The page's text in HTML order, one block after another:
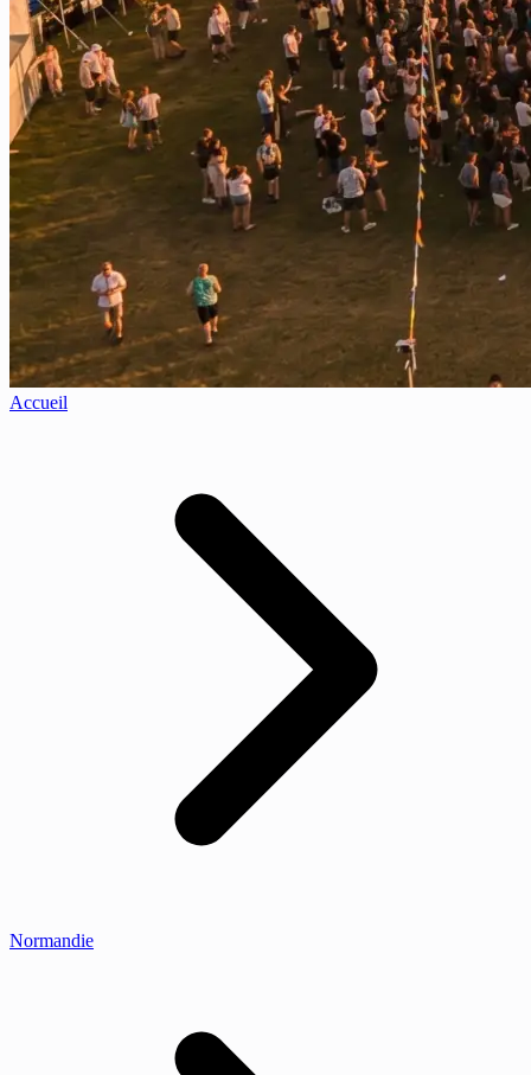
Accueil
Normandie